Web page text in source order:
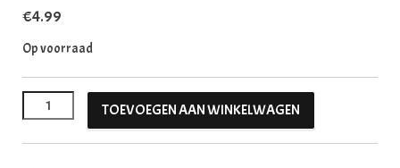
€4.99
Op voorraad
Eco mini coconut bowl met lepel aantal
TOEVOEGEN AAN WINKELWAGEN